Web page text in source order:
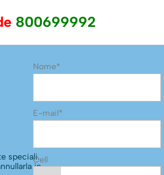
800699992
speciali.
in
Nome*
E-mail*
Cell